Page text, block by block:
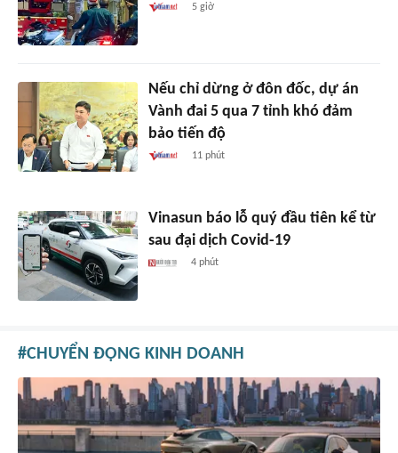
5 giờ
Nếu chỉ dừng ở đôn đốc, dự án
Vành đai 5 qua 7 tỉnh khó đảm
bảo tiến độ
11 phút
Vinasun báo lỗ quý đầu tiên kể từ
sau đại dịch Covid-19
4 phút
CHUYỂN ĐỘNG KINH DOANH